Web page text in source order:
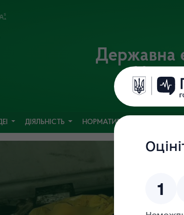
Державна
ДІЯЛЬНІСТЬ НОРМАТИВНА БАЗА